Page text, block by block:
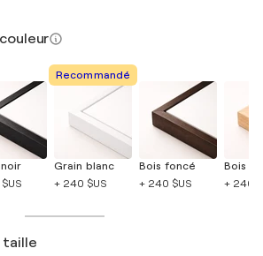
Recommandé
Grain blanc
+ 240 $US
Bois foncé
+ 240 $US
Bois
+ 240
taille